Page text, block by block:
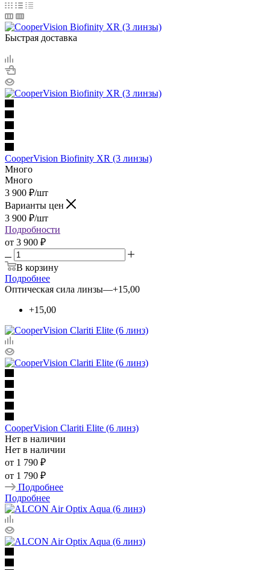
Быстрая доставка
CooperVision Biofinity XR (3 линзы)
Много
Много
3 900 ₽/шт
Варианты цен
3 900 ₽/шт
Подробности
от 3 900 ₽
В корзину
Подробнее
Оптическая сила линзы—+15,00
+15,00
CooperVision Clariti Elite (6 линз)
Нет в наличии
Нет в наличии
от 1 790 ₽
от 1 790 ₽
Подробнее
Подробнее